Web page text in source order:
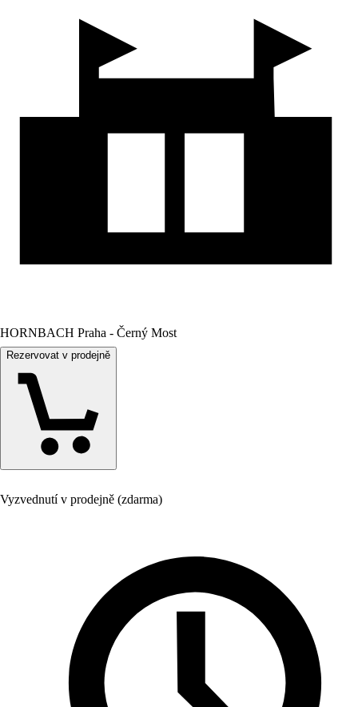
HORNBACH Praha - Černý Most
Rezervovat v prodejně
Vyzvednutí v prodejně (zdarma)